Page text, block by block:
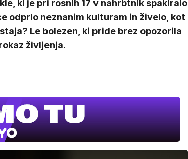
ki je pri rosnih 17 v nahrbtnik spakiralo
odprlo neznanim kulturam in živelo, kot
Le bolezen, ki pride brez opozorila
življenja.